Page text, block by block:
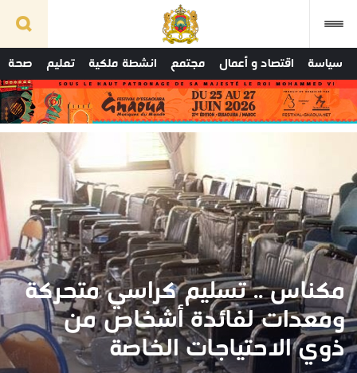
سياسة اقتصاد و أعمال مجتمع انشطة ملكية تعليم صحة
مكناس .. تسليم كراسي متحركة
ومعدات لفائدة أشخاص من
ذوي الاحتياجات الخاصة